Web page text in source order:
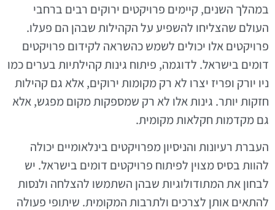
במהלך השנים, קיימים פרויקטים ירוקים רבים ברחבי
העולם שהצליחו להשפיע על הקהילות שבהן הם פעלו.
פרויקטים אלו יכולים לשמש כהשראה לקידום פרויקטים
דומים בישראל. לדוגמה, פיתוח גינות קהילתיות בערים כמו
ניו יורק ופריז יצרו לא רק מקומות ירוקים, אלא גם קהילות
חזקות יותר. גינות אלו לא רק שמספקות מקום מפגש, אלא
גם מקדמות חקלאות מקומית.
העברת רעיונות והניסיון מפרויקטים בינלאומיים יכולה
להוות בסיס מצוין לפיתוח פרויקטים דומים בישראל. יש
לבחון את המתודולוגיות שבהן השתמשו להצלחה ולנסות
להתאים אותן לצרכים ולתרבות המקומית. שיתופי פעולה